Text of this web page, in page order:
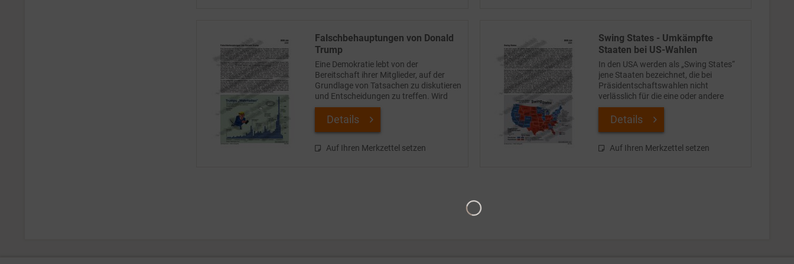
Falschbehauptungen von Donald
Trump
Eine Demokratie lebt von der
Bereitschaft ihrer Mitglieder, auf der
Grundlage von Tatsachen zu diskutieren
und Entscheidungen zu treffen. Wird
dieses Fundament von den Regierenden
selbst durch Lügen und Halbwahrheiten
Details
Auf Ihren Merkzettel setzen
Swing States - Umkämpfte
Staaten bei US-Wahlen
In den USA werden als „Swing States“
jene Staaten bezeichnet, die bei
Präsidentschaftswahlen nicht
verlässlich für die eine oder andere
Partei stimmen. In Wahlkämpfen
werden solche Staaten besonders
Details
Auf Ihren Merkzettel setzen